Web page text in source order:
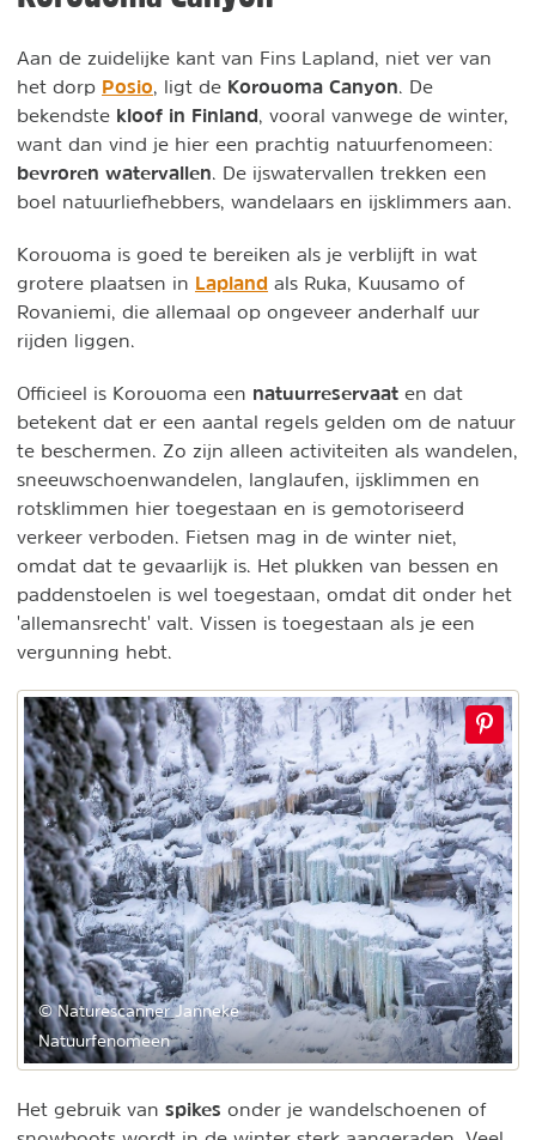
Aan de zuidelijke kant van Fins Lapland, niet ver van
het dorp Posio , ligt de Korouoma Canyon . De
bekendste kloof in Finland , vooral vanwege de winter,
want dan vind je hier een prachtig natuurfenomeen:
bevroren watervallen . De ijswatervallen trekken een
boel natuurliefhebbers, wandelaars en ijsklimmers aan.
Korouoma is goed te bereiken als je verblijft in wat
grotere plaatsen in Lapland als Ruka, Kuusamo of
Rovaniemi, die allemaal op ongeveer anderhalf uur
rijden liggen.
Officieel is Korouoma een natuurreservaat en dat
betekent dat er een aantal regels gelden om de natuur
te beschermen. Zo zijn alleen activiteiten als wandelen,
sneeuwschoenwandelen, langlaufen, ijsklimmen en
rotsklimmen hier toegestaan en is gemotoriseerd
verkeer verboden. Fietsen mag in de winter niet,
omdat dat te gevaarlijk is. Het plukken van bessen en
paddenstoelen is wel toegestaan, omdat dit onder het
'allemansrecht' valt. Vissen is toegestaan als je een
vergunning hebt.
© Naturescanner Janneke
Natuurfenomeen
Het gebruik van spikes onder je wandelschoenen of